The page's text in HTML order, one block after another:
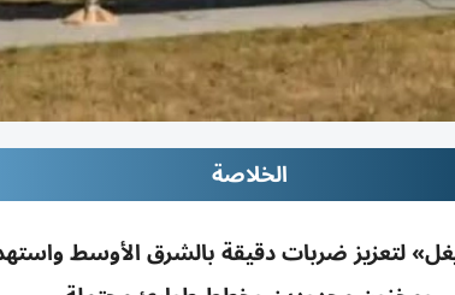
الخلاصة
لتعزيز ضربات دقيقة بالشرق الأوسط